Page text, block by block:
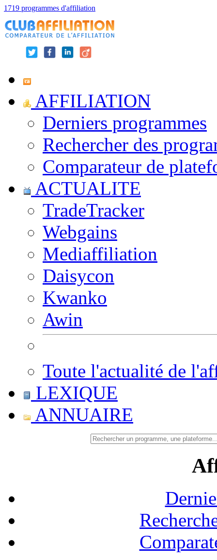
1719 programmes d'affiliation
AFFILIATION
Derniers programmes
Rechercher des
Comparateur de
ACTUALITE
TradeTracker
Webgains
Mediaffiliation
Daisycon
Kwanko
Awin
Toute l'actualité de
LEXIQUE
ANNUAIRE